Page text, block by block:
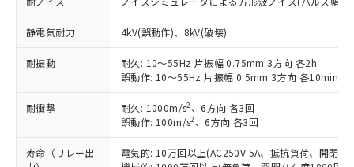
静電気耐力 4kV(誤動作)、8kV(破壊)
耐振動
耐久: 10～55Hz 片振幅 0.75mm 3方向 各2h
誤動作: 10～55Hz 片振幅 0.5mm 3方向 各10min
耐衝撃 耐久: 1000m/s2 、6方向 各3回
誤動作: 100m/s2 、6方向 各3回
寿命（リレー出
電気的: 10万回以上(AC250V 5A、抵抗負荷、開閉
覧された時点での実際の在庫および標
準価格とは異なる場合があることをご
了承ください。
正式な納期状況および標準価格はお客
様のお取引先、またはお客様担当のオ
ムロン制御機器販売店・当社販売員に
ご相談ください。
オムロン制御機器販売店や当社販売拠
点は「販売ネットワーク
」をご確認
ください。
ミウム(Cd) 100ppm以下、
六価クロム(Cr(Ⅵ)) 1000ppm以下、ポリ臭化ビフェニル
類(PBB) 1000ppm以下、ポリ臭化ジフェニルエーテル類
ルベンジル（BBP） 1000ppm以下、フタル酸ジブチル
（DBP） 1000ppm以下、フタル酸ジイソブチル
(DIBP) 1000ppm以下
但し、RoHS指令で産業用監視および制御機器に対する
適用除外項目は除く。
フタル酸エステル類の４物質については閾値を超える意
図的な使用がないことを確認しています。
Pb(鉛) :1000ppm、 Hg(水銀) : 1000ppm、 Cd(カドミウ
Cr(Ⅵ)(六価クロム) : 1000ppm、 PBBs(ポリ臭化ビフェ
ニル類) : 1000ppm、 PBDEs(ポリ臭化ジフェニルエーテ
ル類) : 1000ppm、
DBP(フタル酸ジブチル) : 1000ppm、 DIBP(フタル酸ジ
イソブチル) : 1000ppm、 BBP(フタル酸ブチルベンジ
ル) : 1000ppm、
DEHP(フタル酸ビス(2-エチルヘキシル)) : 1000ppm
※2 環境保護使用期限
国政府の輸出許可(または役務取引許
可)を取得するなどの必要な手続きを
とります。
全に破砕するなど、違法に輸出されな
いよう必要な手段を講じます。
当社は貴社製品を、核兵器、ミサイ
ル、化学兵器、生物兵器またはその他
武器並びにこれらの製造装置等に一切
使用いたしません。
一定数以上の在庫あり
一定数には満たないが在庫あり
在庫なし(最新の在庫状況につ
いては、お客様のお取引先、ま
たはお客様担当のオムロン制御